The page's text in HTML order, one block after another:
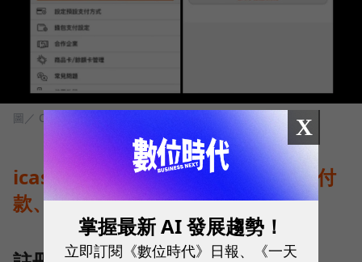
圖／ OPEN錢包
icash Pay使用方式：註冊、綁定、付
款、繳費、乘車碼
X
掌握最新 AI 發展趨勢！
立即訂閱《數位時代》日報、《一天